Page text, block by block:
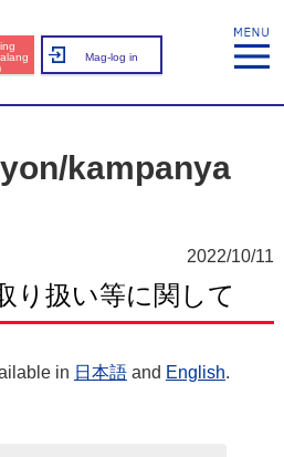
Mag-log in
kampanya
2022/10/11
り扱い等に関して
in 日本語and English.